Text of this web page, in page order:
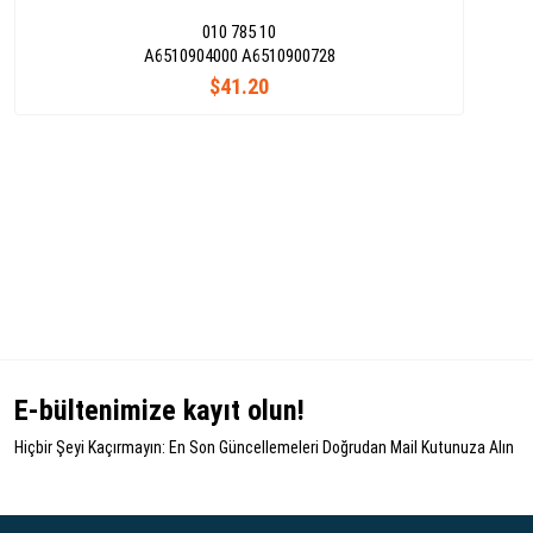
010 785 10
$41.20
A6510904000 A6510900728
E-bültenimize kayıt olun!
Hiçbir Şeyi Kaçırmayın: En Son Güncellemeleri Doğrudan Mail Kutunuza Alın